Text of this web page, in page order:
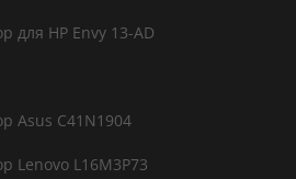
для HP Envy 13-AD
Asus C41N1904
Lenovo L16M3P73